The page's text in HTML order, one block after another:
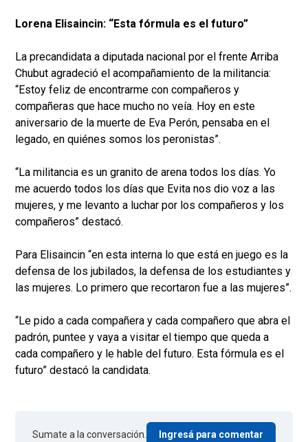
Lorena Elisaincin: “Esta fórmula es el futuro”
La precandidata a diputada nacional por el frente Arriba
Chubut agradeció el acompañamiento de la militancia:
“Estoy feliz de encontrarme con compañeros y
compañeras que hace mucho no veía. Hoy en este
aniversario de la muerte de Eva Perón, pensaba en el
legado, en quiénes somos los peronistas”.
“La militancia es un granito de arena todos los días. Yo
me acuerdo todos los días que Evita nos dio voz a las
mujeres, y me levanto a luchar por los compañeros y los
compañeros” destacó.
Para Elisaincin “en esta interna lo que está en juego es la
defensa de los jubilados, la defensa de los estudiantes y
las mujeres. Lo primero que recortaron fue a las mujeres”.
“Le pido a cada compañera y cada compañero que abra el
padrón, puntee y vaya a visitar el tiempo que queda a
cada compañero y le hable del futuro. Esta fórmula es el
futuro” destacó la candidata.
Sumate a la conversación. Ingresá para comentar